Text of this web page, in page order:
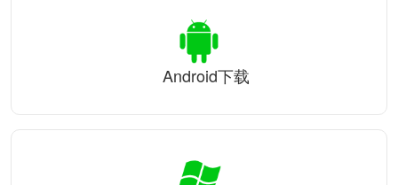
Android下载